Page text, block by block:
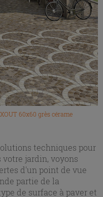
60x60 grès cérame
techniques pour
votre jardin, voyons
d'un point de vue
partie de la
de surface à paver et